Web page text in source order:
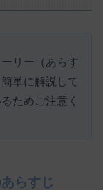
リー（あらす
単に解説して
ためご注意く
らすじ